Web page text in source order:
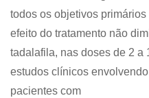
todos os objetivos
efeito do tratamento não
tadalafila, nas doses de 2 a
estudos clínicos
pacientes com